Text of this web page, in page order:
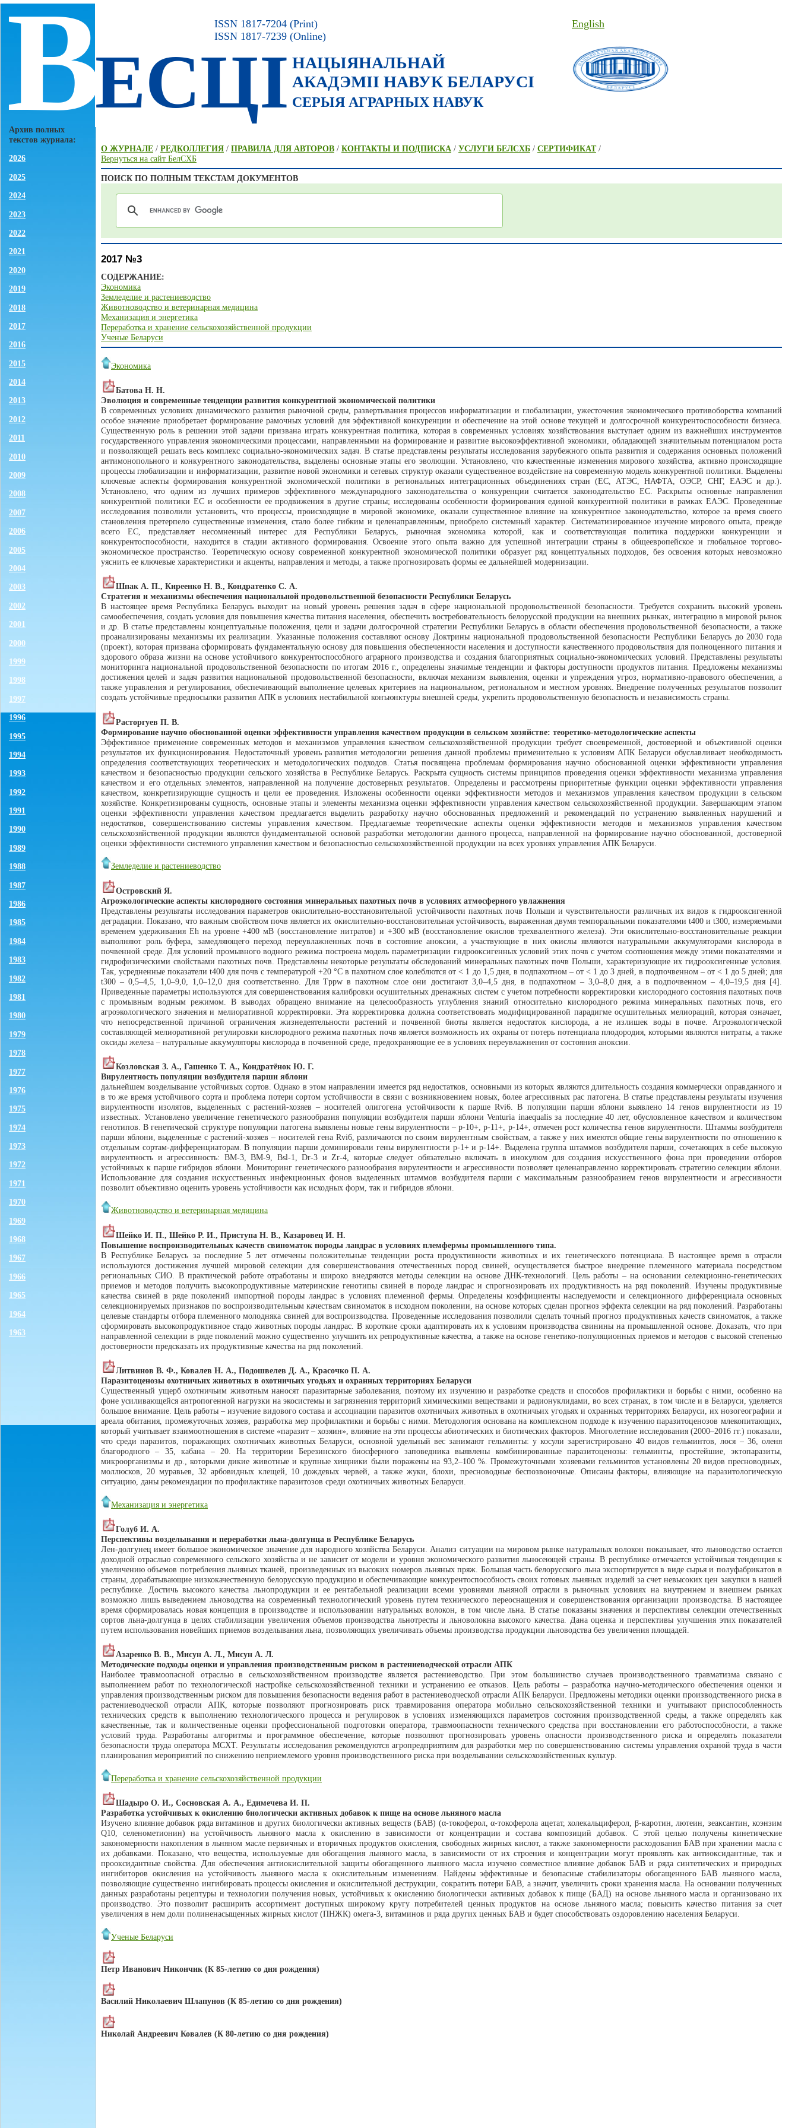
В
Архив полных
текстов журнала:
2026
2025
2024
2023
2022
2021
2020
2019
2018
2017
2016
2015
2014
2013
2012
2011
2010
2009
2008
2007
2006
2005
2004
2003
2002
2001
2000
1999
1998
1997
1996
1995
1994
1993
1992
1991
1990
1989
1988
1987
1986
1985
1984
1983
1982
1981
1980
1979
1978
1977
1976
1975
1974
1973
1972
1971
1970
1969
1968
1967
1966
1965
1964
1963
ЕСЦI НАЦЫЯНАЛЬНАЙ
АКАДЭМII НАВУК БЕЛАРУСI
СЕРЫЯ АГРАРНЫХ НАВУК
ISSN 1817-7204 (Print)
ISSN 1817-7239 (Online)
English
О ЖУРНАЛЕ / РЕДКОЛЛЕГИЯ / ПРАВИЛА ДЛЯ АВТОРОВ / КОНТАКТЫ И ПОДПИСКА / УСЛУГИ БЕЛСХБ / СЕРТИФИКАТ/
Вернуться на сайт БелСХБ
ПОИСК ПО ПОЛНЫМ ТЕКСТАМ ДОКУМЕНТОВ
2017 №3
СОДЕРЖАНИЕ:
Экономика
Земледелие и растениеводство
Животноводство и ветеринарная медицина
Механизация и энергетика
Переработка и хранение сельскохозяйственной продукции
Ученые Беларуси
Экономика
Батова Н. Н.
Эволюция и современные тенденции развития конкурентной экономической политики
В современных условиях динамического развития рыночной среды, развертывания процессов информатизации и глобализации, ужесточения экономического противоборства компаний
особое значение приобретает формирование рамочных условий для эффективной конкуренции и обеспечение на этой основе текущей и долгосрочной конкурентоспособности бизнеса.
Существенную роль в решении этой задачи призвана играть конкурентная политика, которая в современных условиях хозяйствования выступает одним из важнейших инструментов
государственного управления экономическими процессами, направленными на формирование и развитие высокоэффективной экономики, обладающей значительным потенциалом роста
и позволяющей решать весь комплекс социально-экономических задач. В статье представлены результаты исследования зарубежного опыта развития и содержания основных положений
антимонопольного и конкурентного законодательства, выделены основные этапы его эволюции. Установлено, что качественные изменения мирового хозяйства, активно происходящие
процессы глобализации и информатизации, развитие новой экономики и сетевых структур оказали существенное воздействие на современную модель конкурентной политики. Выделены
ключевые аспекты формирования конкурентной экономической политики в региональных интеграционных объединениях стран (ЕС, АТЭС, НАФТА, ОЭСР, СНГ, ЕАЭС и др.).
Установлено, что одним из лучших примеров эффективного международного законодательства о конкуренции считается законодательство ЕС. Раскрыты основные направления
конкурентной политики ЕС и особенности ее продвижения в другие страны; исследованы особенности формирования единой конкурентной политики в рамках ЕАЭС. Проведенные
исследования позволили установить, что процессы, происходящие в мировой экономике, оказали существенное влияние на конкурентное законодательство, которое за время своего
становления претерпело существенные изменения, стало более гибким и целенаправленным, приобрело системный характер. Систематизированное изучение мирового опыта, прежде
всего ЕС, представляет несомненный интерес для Республики Беларусь, рыночная экономика которой, как и соответствующая политика поддержки конкуренции и
конкурентоспособности, находится в стадии активного формирования. Освоение этого опыта важно для успешной интеграции страны в общеевропейское и глобальное торгово-
экономическое пространство. Теоретическую основу современной конкурентной экономической политики образует ряд концептуальных подходов, без освоения которых невозможно
уяснить ее ключевые характеристики и акценты, направления и методы, а также прогнозировать формы ее дальнейшей модернизации.
Шпак А. П., Киреенко Н. В., Кондратенко С. А.
Стратегия и механизмы обеспечения национальной продовольственной безопасности Республики Беларусь
В настоящее время Республика Беларусь выходит на новый уровень решения задач в сфере национальной продовольственной безопасности. Требуется сохранить высокий уровень
самообеспечения, создать условия для повышения качества питания населения, обеспечить востребовательность белорусской продукции на внешних рынках, интеграцию в мировой рынок
и др. В статье представлены концептуальные положения, цели и задачи долгосрочной стратегии Республики Беларусь в области обеспечения продовольственной безопасности, а также
проанализированы механизмы их реализации. Указанные положения составляют основу Доктрины национальной продовольственной безопасности Республики Беларусь до 2030 года
(проект), которая призвана сформировать фундаментальную основу для повышения обеспеченности населения и доступности качественного продовольствия для полноценного питания и
здорового образа жизни на основе устойчивого конкурентоспособного аграрного производства и создания благоприятных социально-экономических условий. Представлены результаты
мониторинга национальной продовольственной безопасности по итогам 2016 г., определены значимые тенденции и факторы доступности продуктов питания. Предложены механизмы
достижения целей и задач развития национальной продовольственной безопасности, включая механизм выявления, оценки и упреждения угроз, нормативно-правового обеспечения, а
также управления и регулирования, обеспечивающий выполнение целевых критериев на национальном, региональном и местном уровнях. Внедрение полученных результатов позволит
создать устойчивые предпосылки развития АПК в условиях нестабильной конъюнктуры внешней среды, укрепить продовольственную безопасность и независимость страны.
Расторгуев П. В.
Формирование научно обоснованной оценки эффективности управления качеством продукции в сельском хозяйстве: теоретико-методологические аспекты
Эффективное применение современных методов и механизмов управления качеством сельскохозяйственной продукции требует своевременной, достоверной и объективной оценки
результатов их функционирования. Недостаточный уровень развития методологии решения данной проблемы применительно к условиям АПК Беларуси обуславливает необходимость
определения соответствующих теоретических и методологических подходов. Статья посвящена проблемам формирования научно обоснованной оценки эффективности управления
качеством и безопасностью продукции сельского хозяйства в Республике Беларусь. Раскрыта сущность системы принципов проведения оценки эффективности механизма управления
качеством и его отдельных элементов, направленной на получение достоверных результатов. Определены и рассмотрены приоритетные функции оценки эффективности управления
качеством, конкретизирующие сущность и цели ее проведения. Изложены особенности оценки эффективности методов и механизмов управления качеством продукции в сельском
хозяйстве. Конкретизированы сущность, основные этапы и элементы механизма оценки эффективности управления качеством сельскохозяйственной продукции. Завершающим этапом
оценки эффективности управления качеством предлагается выделить разработку научно обоснованных предложений и рекомендаций по устранению выявленных нарушений и
недостатков, совершенствованию системы управления качеством. Предлагаемые теоретические аспекты оценки эффективности методов и механизмов управления качеством
сельскохозяйственной продукции являются фундаментальной основой разработки методологии данного процесса, направленной на формирование научно обоснованной, достоверной
оценки эффективности системного управления качеством и безопасностью сельскохозяйственной продукции на всех уровнях управления АПК Беларуси.
Земледелие и растениеводство
Островский Я.
Агроэкологические аспекты кислородного состояния минеральных пахотных почв в условиях атмосферного увлажнения
Представлены результаты исследования параметров окислительно-восстановительной устойчивости пахотных почв Польши и чувствительности различных их видов к гидрооксигенной
деградации. Показано, что важным свойством почв является их окислительно-восстановительная устойчивость, выраженная двумя темпоральными показателями t400 и t300, измеряемыми
временем удерживания Eh на уровне +400 мВ (восстановление нитратов) и +300 мВ (восстановление окислов трехвалентного железа). Эти окислительно-восстановительные реакции
выполняют роль буфера, замедляющего переход переувлажненных почв в состояние аноксии, а участвующие в них окислы являются натуральными аккумуляторами кислорода в
почвенной среде. Для условий промывного водного режима построена модель параметризации гидрооксигенных условий этих почв с учетом соотношения между этими показателями и
гидрофизическими свойствами пахотных почв. Представлены некоторые результаты обследований минеральных пахотных почв Польши, характеризующие их гидрооксигенные условия.
Так, усредненные показатели t400 для почв с температурой +20 °С в пахотном слое колеблются от < 1 до 1,5 дня, в подпахотном – от < 1 до 3 дней, в подпочвенном – от < 1 до 5 дней; для
t300 – 0,5–4,5, 1,0–9,0, 1,0–12,0 дня соответственно. Для Tppw в пахотном слое они достигают 3,0–4,5 дня, в подпахотном – 3,0–8,0 дня, а в подпочвенном – 4,0–19,5 дня [4].
Приведенные параметры используются для совершенствования калибровки осушительных дренажных систем с учетом потребности корректировки кислородного состояния пахотных почв
с промывным водным режимом. В выводах обращено внимание на целесообразность углубления знаний относительно кислородного режима минеральных пахотных почв, его
агроэкологического значения и мелиоративной корректировки. Эта корректировка должна соответствовать модифицированной парадигме осушительных мелиораций, которая означает,
что непосредственной причиной ограничения жизнедеятельности растений и почвенной биоты является недостаток кислорода, а не излишек воды в почве. Агроэкологической
составляющей мелиоративной регулировки кислородного режима пахотных почв является возможность их охраны от потерь потенциала плодородия, которыми являются нитраты, а также
оксиды железа – натуральные аккумуляторы кислорода в почвенной среде, предохраняющие ее в условиях переувлажнения от состояния аноксии.
Козловская З. А., Гашенко Т. А., Кондратёнок Ю. Г.
Вирулентность популяции возбудителя парши яблони
дальнейшем возделывание устойчивых сортов. Однако в этом направлении имеется ряд недостатков, основными из которых являются длительность создания коммерчески оправданного и
в то же время устойчивого сорта и проблема потери сортом устойчивости в связи с возникновением новых, более агрессивных рас патогена. В статье представлены результаты изучения
вирулентности изолятов, выделенных с растений-хозяев – носителей олигогена устойчивости к парше Rvi6. В популяции парши яблони выявлено 14 генов вирулентности из 19
известных. Установлено увеличение генетического разнообразия популяции возбудителя парши яблони Venturia inaequalis за последние 40 лет, обусловленное качеством и количеством
генотипов. В генетической структуре популяции патогена выявлены новые гены вирулентности – р-10+, р-11+, р-14+, отмечен рост количества генов вирулентности. Штаммы возбудителя
парши яблони, выделенные с растений-хозяев – носителей гена Rvi6, различаются по своим вирулентным свойствам, а также у них имеются общие гены вирулентности по отношению к
отдельным сортам-дифференциаторам. В популяции парши доминировали гены вирулентности р-1+ и р-14+. Выделена группа штаммов возбудителя парши, сочетающих в себе высокую
вирулентность и агрессивность: BM-3, BM-9, Bsl-1, Dr-3 и Zr-4, которые следует обязательно включать в инокулюм для создания искусственного фона при проведении отборов
устойчивых к парше гибридов яблони. Мониторинг генетического разнообразия вирулентности и агрессивности позволяет целенаправленно корректировать стратегию селекции яблони.
Использование для создания искусственных инфекционных фонов выделенных штаммов возбудителя парши с максимальным разнообразием генов вирулентности и агрессивности
позволит объективно оценить уровень устойчивости как исходных форм, так и гибридов яблони.
Животноводство и ветеринарная медицина
Шейко И. П., Шейко Р. И., Приступа Н. В., Казаровец И. Н.
Повышение воспроизводительных качеств свиноматок породы ландрас в условиях племфермы промышленного типа.
В Республике Беларусь за последние 5 лет отмечены положительные тенденции роста продуктивности животных и их генетического потенциала. В настоящее время в отрасли
используются достижения лучшей мировой селекции для совершенствования отечественных пород свиней, осуществляется быстрое внедрение племенного материала посредством
региональных СИО. В практической работе отработаны и широко внедряются методы селекции на основе ДНК-технологий. Цель работы – на основании селекционно-генетических
приемов и методов получить высокопродуктивные материнские генотипы свиней в породе ландрас и спрогнозировать их продуктивность на ряд поколений. Изучены продуктивные
качества свиней в ряде поколений импортной породы ландрас в условиях племенной фермы. Определены коэффициенты наследуемости и селекционного дифференциала основных
селекционируемых признаков по воспроизводительным качествам свиноматок в исходном поколении, на основе которых сделан прогноз эффекта селекции на ряд поколений. Разработаны
целевые стандарты отбора племенного молодняка свиней для воспроизводства. Проведенные исследования позволили сделать точный прогноз продуктивных качеств свиноматок, а также
сформировать высокопродуктивное стадо животных породы ландрас. В короткие сроки адаптировать их к условиям производства свинины на промышленной основе. Доказать, что при
направленной селекции в ряде поколений можно существенно улучшить их репродуктивные качества, а также на основе генетико-популяционных приемов и методов с высокой степенью
достоверности предсказать их продуктивные качества на ряд поколений.
Литвинов В. Ф., Ковалев Н. А., Подошвелев Д. А., Красочко П. А.
Паразитоценозы охотничьих животных в охотничьих угодьях и охранных территориях Беларуси
Существенный ущерб охотничьим животным наносят паразитарные заболевания, поэтому их изучению и разработке средств и способов профилактики и борьбы с ними, особенно на
фоне усиливающейся антропогенной нагрузки на экосистемы и загрязнения территорий химическими веществами и радионуклидами, во всех странах, в том числе и в Беларуси, уделяется
большое внимание. Цель работы – изучение видового состава и ассоциации паразитов охотничьих животных в охотничьих угодьях и охранных территориях Беларуси, их нозогеографии и
ареала обитания, промежуточных хозяев, разработка мер профилактики и борьбы с ними. Методология основана на комплексном подходе к изучению паразитоценозов млекопитающих,
который учитывает взаимоотношения в системе «паразит – хозяин», влияние на эти процессы абиотических и биотических факторов. Многолетние исследования (2000–2016 гг.) показали,
что среди паразитов, поражающих охотничьих животных Беларуси, основной удельный вес занимают гельминты: у косули зарегистрировано 40 видов гельминтов, лося – 36, оленя
благородного – 35, кабана – 20. На территории Березинского биосферного заповедника выявлены комбинированные паразитоценозы: гельминты, простейшие, эктопаразиты,
микроорганизмы и др., которыми дикие животные и крупные хищники были поражены на 93,2–100 %. Промежуточными хозяевами гельминтов установлены 20 видов пресноводных,
моллюсков, 20 муравьев, 32 арбовидных клещей, 10 дождевых червей, а также жуки, блохи, пресноводные беспозвоночные. Описаны факторы, влияющие на паразитологическую
ситуацию, даны рекомендации по профилактике паразитозов среди охотничьих животных Беларуси.
Механизация и энергетика
Голуб И. А.
Перспективы возделывания и переработки льна-долгунца в Республике Беларусь
Лен-долгунец имеет большое экономическое значение для народного хозяйства Беларуси. Анализ ситуации на мировом рынке натуральных волокон показывает, что льноводство остается
доходной отраслью современного сельского хозяйства и не зависит от модели и уровня экономического развития льносеющей страны. В республике отмечается устойчивая тенденция к
увеличению объемов потребления льняных тканей, произведенных из высоких номеров льняных пряж. Большая часть белорусского льна экспортируется в виде сырья и полуфабрикатов в
страны, дорабатывающие низкокачественную белорусскую продукцию и обеспечивающие конкурентоспособность своих готовых льняных изделий за счет невысоких цен закупки в нашей
республике. Достичь высокого качества льнопродукции и ее рентабельной реализации всеми уровнями льняной отрасли в рыночных условиях на внутреннем и внешнем рынках
возможно лишь выведением льноводства на современный технологический уровень путем технического переоснащения и совершенствования организации производства. В настоящее
время сформировалась новая концепция в производстве и использовании натуральных волокон, в том числе льна. В статье показаны значения и перспективы селекции отечественных
сортов льна-долгунца в целях стабилизации увеличения объемов производства льнотресты и льноволокна высокого качества. Дана оценка и перспективы улучшения этих показателей
путем использования новейших приемов возделывания льна, позволяющих увеличивать объемы производства продукции льноводства без увеличения площадей.
Азаренко В. В., Мисун А. Л., Мисун А. Л.
Методические подходы оценки и управления производственным риском в растениеводческой отрасли АПК
Наиболее травмоопасной отраслью в сельскохозяйственном производстве является растениеводство. При этом большинство случаев производственного травматизма связано с
выполнением работ по технологической настройке сельскохозяйственной техники и устранению ее отказов. Цель работы – разработка научно-методического обеспечения оценки и
управления производственным риском для повышения безопасности ведения работ в растениеводческой отрасли АПК Беларуси. Предложены методики оценки производственного риска в
растениеводческой отрасли АПК, которые позволяют прогнозировать риск травмирования оператора мобильно сельскохозяйственной техники и учитывают приспособленность
технических средств к выполнению технологического процесса и регулировок в условиях изменяющихся параметров состояния производственной среды, а также определять как
качественные, так и количественные оценки профессиональной подготовки оператора, травмоопасности технического средства при восстановлении его работоспособности, а также
условий труда. Разработаны алгоритмы и программное обеспечение, которые позволяют прогнозировать уровень опасности производственного риска и определять показатели
безопасности труда оператора МСХТ. Результаты исследования рекомендуются агропредприятиям для разработки мер по совершенствованию системы управления охраной труда в части
планирования мероприятий по снижению неприемлемого уровня производственного риска при возделывании сельскохозяйственных культур.
Переработка и хранение сельскохозяйственной продукции
Шадыро О. И., Сосновская А. А., Едимечева И. П.
Разработка устойчивых к окислению биологически активных добавок к пище на основе льняного масла
Изучено влияние добавок ряда витаминов и других биологически активных веществ (БАВ) (α-токоферол, α-токоферола ацетат, холекальциферол, β-каротин, лютеин, зеаксантин, коэнзим
Q10, селенометионин) на устойчивость льняного масла к окислению в зависимости от концентрации и состава композиций добавок. С этой целью получены кинетические
закономерности накопления в льняном масле первичных и вторичных продуктов окисления, свободных жирных кислот, а также закономерности расходования БАВ при хранении масла с
их добавками. Показано, что вещества, используемые для обогащения льняного масла, в зависимости от их строения и концентрации могут проявлять как антиоксидантные, так и
прооксидантные свойства. Для обеспечения антиокислительной защиты обогащенного льняного масла изучено совместное влияние добавок БАВ и ряда синтетических и природных
ингибиторов окисления на устойчивость льняного масла к окислительным изменениям. Найдены эффективные и безопасные стабилизаторы обогащенного БАВ льняного масла,
позволяющие существенно ингибировать процессы окисления и окислительной деструкции, сократить потери БАВ, а значит, увеличить сроки хранения масла. На основании полученных
данных разработаны рецептуры и технологии получения новых, устойчивых к окислению биологически активных добавок к пище (БАД) на основе льняного масла и организовано их
производство. Это позволит расширить ассортимент доступных широкому кругу потребителей ценных продуктов на основе льняного масла; повысить качество питания за счет
увеличения в нем доли полиненасыщенных жирных кислот (ПНЖК) омега-3, витаминов и ряда других ценных БАВ и будет способствовать оздоровлению населения Беларуси.
Ученые Беларуси
Петр Иванович Никончик (К 85-летию со дня рождения)
Василий Николаевич Шлапунов (К 85-летию со дня рождения)
Николай Андреевич Ковалев (К 80-летию со дня рождения)